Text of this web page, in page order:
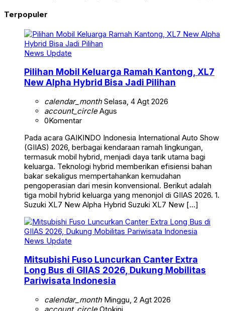
Terpopuler
News Update
Pilihan Mobil Keluarga Ramah Kantong, XL7
New Alpha Hybrid Bisa Jadi Pilihan
calendar_monthSelasa, 4 Agt 2026
account_circleAgus
0Komentar
Pada acara GAIKINDO Indonesia International Auto Show
(GIIAS) 2026, berbagai kendaraan ramah lingkungan,
termasuk mobil hybrid, menjadi daya tarik utama bagi
keluarga. Teknologi hybrid memberikan efisiensi bahan
bakar sekaligus mempertahankan kemudahan
pengoperasian dari mesin konvensional. Berikut adalah
tiga mobil hybrid keluarga yang menonjol di GIIAS 2026. 1.
Suzuki XL7 New Alpha Hybrid Suzuki XL7 New […]
News Update
Mitsubishi Fuso Luncurkan Canter Extra
Long Bus di GIIAS 2026, Dukung Mobilitas
Pariwisata Indonesia
calendar_monthMinggu, 2 Agt 2026